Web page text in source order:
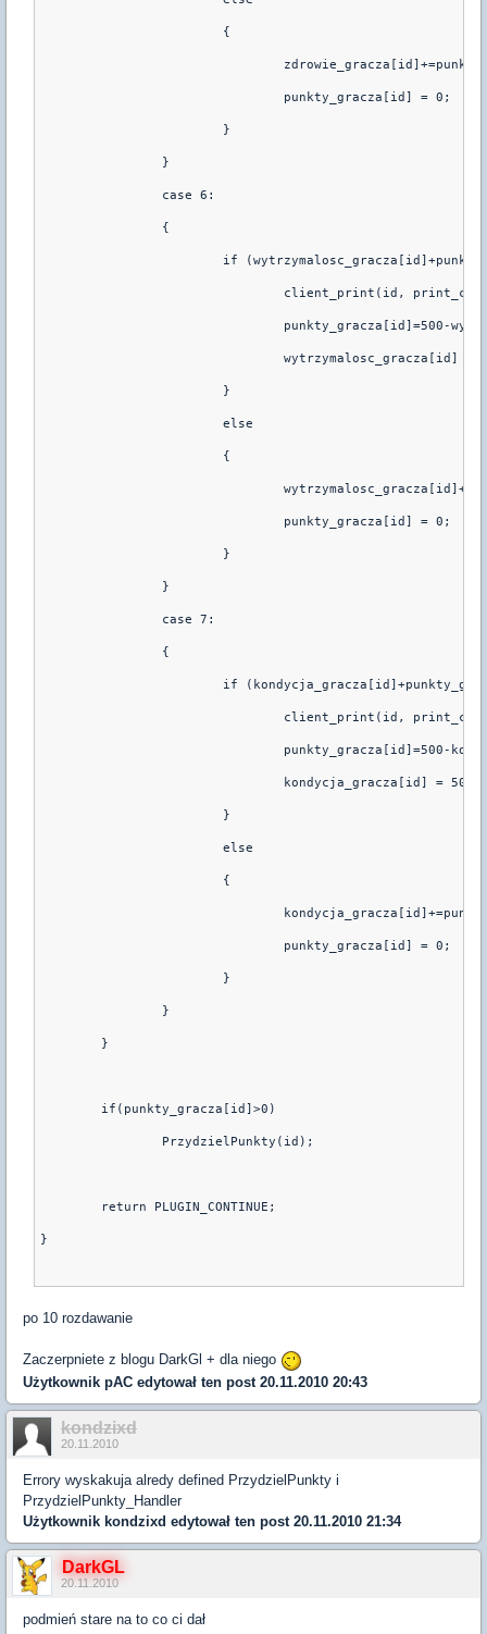
                        {
                                punkty_gracza[id] = 0;
                        }
                }
                case 6:
                {
if
client_print(id,
punkty_gracza[id]=500-
wytrzymalosc_gracza[id] =
                        }
                        else
                        {
                                punkty_gracza[id] = 0;
                        }
                }
                case 7:
                {
if
client_print(id,
punkty_gracza[id]=500-
                                kondycja_gracza[id] = 500;
                        }
                        else
                        {
                                punkty_gracza[id] = 0;
                        }
                }
        }
        if(punkty_gracza[id]>0)
                PrzydzielPunkty(id);
        return PLUGIN_CONTINUE;
}
po 10 rozdawanie
Zaczerpniete z blogu DarkGl + dla niego
Użytkownik pAC edytował ten post 20.11.2010 20:43
kondzixd
20.11.2010
Errory wyskakuja alredy defined PrzydzielPunkty i
PrzydzielPunkty_Handler
Użytkownik kondzixd edytował ten post 20.11.2010 21:34
DarkGL
20.11.2010
podmień stare na to co ci dał